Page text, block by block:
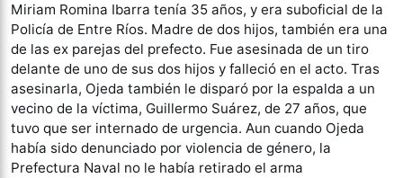
Miriam Romina Ibarra tenía 35 años, y era suboficial de la
Policía de Entre Ríos. Madre de dos hijos, también era una
de las ex parejas del prefecto. Fue asesinada de un tiro
delante de uno de sus dos hijos y falleció en el acto. Tras
asesinarla, Ojeda también le disparó por la espalda a un
vecino de la víctima, Guillermo Suárez, de 27 años, que
tuvo que ser internado de urgencia. Aun cuando Ojeda
había sido denunciado por violencia de género, la
Prefectura Naval no le había retirado el arma